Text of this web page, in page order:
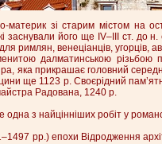
материк зі старим містом на
заснували його ще IV–III ст. до
венеціанців, угорців,
далматинською
яка прикрашає головний
ще 1123 р. Своєрідний
Радована, 1240 р.
з найцінніших робіт у
рр.) епохи Відродження